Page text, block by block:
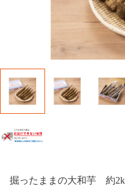
掘ったままの大和芋 約